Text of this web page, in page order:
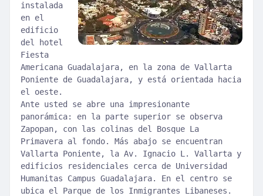
instalada
en el
edificio
del hotel
Fiesta
Americana Guadalajara, en la zona de Vallarta
Poniente de Guadalajara, y está orientada hacia
el oeste.
Ante usted se abre una impresionante
panorámica: en la parte superior se observa
Zapopan, con las colinas del Bosque La
Primavera al fondo. Más abajo se encuentran
Vallarta Poniente, la Av. Ignacio L. Vallarta y
edificios residenciales cerca de Universidad
Humanitas Campus Guadalajara. En el centro se
ubica el Parque de los Inmigrantes Libaneses.